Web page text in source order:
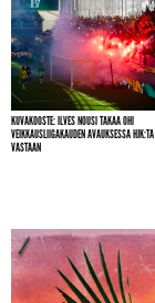
KUVAKOOSTE: ILVES NOUSI TAKAA OHI
VEIKKAUSLIIGAKAUDEN AVAUKSESSA HJK:TA
VASTAAN